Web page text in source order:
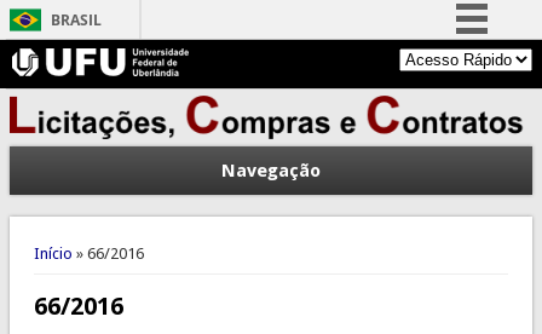
BRASIL
Simplifique!
Comunica BR
Participe
Acesso à informação
Legislação
Navegação
Você está aqui
Início » 66/2016
66/2016